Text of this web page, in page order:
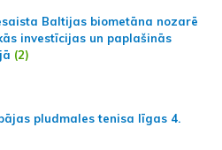
Baltijas biometāna nozarē
investīcijas un paplašinās
(2)
pludmales tenisa līgas 4.